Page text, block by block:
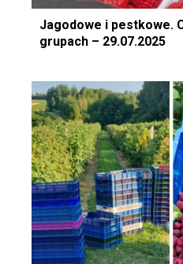
Jagodowe i pestkowe.
grupach – 29.07.2025